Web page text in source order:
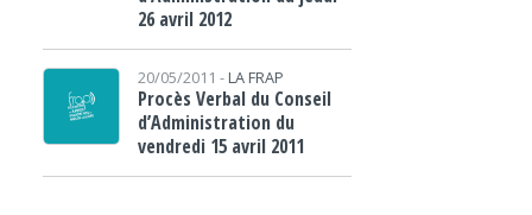
26 avril 2012
20/05/2011 - LA FRAP
Procès Verbal du Conseil
d’Administration du
vendredi 15 avril 2011